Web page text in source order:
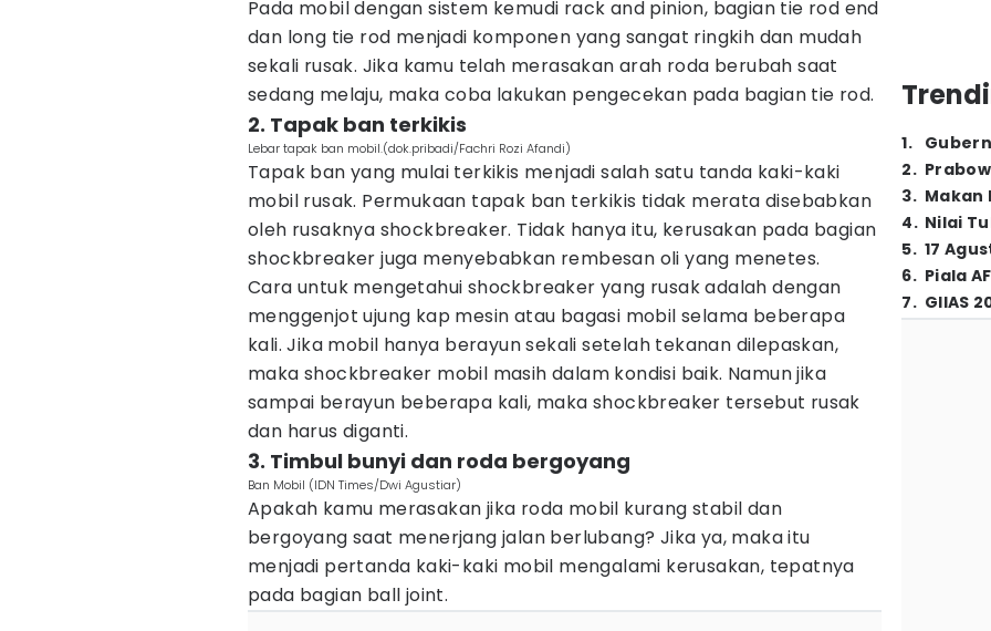
Pada mobil dengan sistem kemudi rack and pinion, bagian tie rod end
dan long tie rod menjadi komponen yang sangat ringkih dan mudah
sekali rusak. Jika kamu telah merasakan arah roda berubah saat
sedang melaju, maka coba lakukan pengecekan pada bagian tie rod.
2. Tapak ban terkikis
Lebar tapak ban mobil.(dok.pribadi/Fachri Rozi Afandi)
Tapak ban yang mulai terkikis menjadi salah satu tanda kaki-kaki
mobil rusak. Permukaan tapak ban terkikis tidak merata disebabkan
oleh rusaknya shockbreaker. Tidak hanya itu, kerusakan pada bagian
shockbreaker juga menyebabkan rembesan oli yang menetes.
Cara untuk mengetahui shockbreaker yang rusak adalah dengan
menggenjot ujung kap mesin atau bagasi mobil selama beberapa
kali. Jika mobil hanya berayun sekali setelah tekanan dilepaskan,
maka shockbreaker mobil masih dalam kondisi baik. Namun jika
sampai berayun beberapa kali, maka shockbreaker tersebut rusak
dan harus diganti.
3. Timbul bunyi dan roda bergoyang
Ban Mobil (IDN Times/Dwi Agustiar)
Apakah kamu merasakan jika roda mobil kurang stabil dan
bergoyang saat menerjang jalan berlubang? Jika ya, maka itu
menjadi pertanda kaki-kaki mobil mengalami kerusakan, tepatnya
pada bagian ball joint.
1.
2.
3. Makan
4. Nilai
5. 17
6. Piala
7. GIIAS